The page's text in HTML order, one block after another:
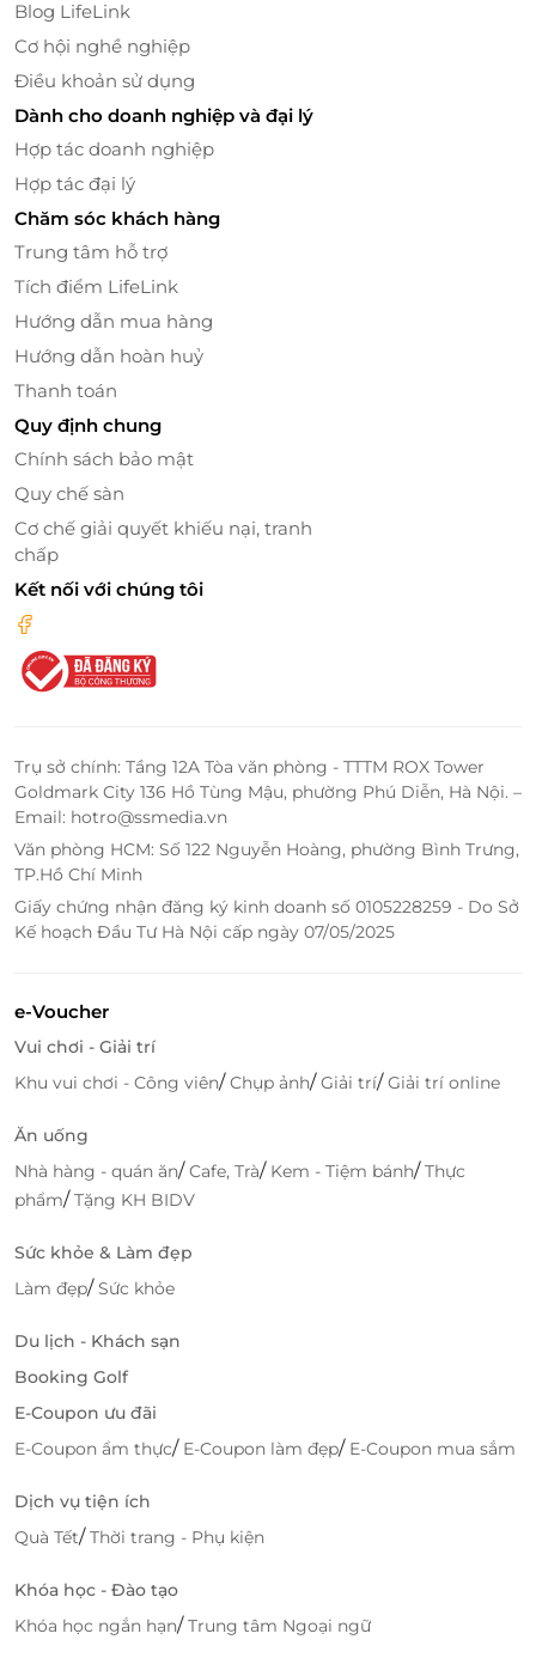
Ưu đãi đặc biệt – Trải nghiệm tinh tế
cùng LifeLink
Đặt nhanh – giá tốt – đảm bảo quyền lợi
Với LifeLink, bạn không chỉ tận hưởng mức giá ưu
đãi mà còn được đảm bảo trải nghiệm chất lượng từ
những đối tác ẩm thực đáng tin cậy như Naharu
BBQ. Đặt combo dễ dàng qua vài bước: chọn deal –
điền thông tin – nhận voucher – xác nhận lịch với
nhà hàng. Tất cả chỉ trong vài phút.
Đồng hành cùngLifeLink
chi phí mà còn an tâm về chất lượng dịch vụ, đội
ngũ hỗ trợ luôn sẵn sàng xử lý mọi vấn đề phát sinh.
Đừng chần chừ! Đặt ngay combo buffet ăn uống
tại Naharu BBQ và tận hưởng tinh hoa ẩm thực
Hàn Quốc cùng bạn bè, người thân hôm nay!
Blog LifeLink
Cơ hội nghề nghiệp
Điều khoản sử dụng
Dành cho doanh nghiệp và đại lý
Hợp tác doanh nghiệp
Hợp tác đại lý
Chăm sóc khách hàng
Trung tâm hỗ trợ
Tích điểm LifeLink
Hướng dẫn mua hàng
Hướng dẫn hoàn huỷ
Thanh toán
Quy định chung
Chính sách bảo mật
Quy chế sàn
Cơ chế giải quyết khiếu nại, tranh
chấp
Kết nối với chúng tôi
Trụ sở chính: Tầng 12A Tòa văn phòng - TTTM ROX Tower
Goldmark City 136 Hồ Tùng Mậu, phường Phú Diễn, Hà Nội. –
Email: hotro@ssmedia.vn
Văn phòng HCM: Số 122 Nguyễn Hoàng, phường Bình Trưng,
TP.Hồ Chí Minh
Giấy chứng nhận đăng ký kinh doanh số 0105228259 - Do Sở
Kế hoạch Đầu Tư Hà Nội cấp ngày 07/05/2025
e-Voucher
Vui chơi - Giải trí
Khu vui chơi - Công viên/Chụp ảnh/Giải trí/Giải trí online
Ăn uống
Nhà hàng - quán ăn/Cafe, Trà/ Kem - Tiệm bánh/Thực
phẩm/Tặng KH BIDV
Sức khỏe & Làm đẹp
Làm đẹp/Sức khỏe
Du lịch - Khách sạn
Booking Golf
E-Coupon ưu đãi
E-Coupon ẩm thực/ E-Coupon làm đẹp/ E-Coupon mua sắm
Dịch vụ tiện ích
Quà Tết/Thời trang - Phụ kiện
Khóa học - Đào tạo
Khóa học ngắn hạn/Trung tâm Ngoại ngữ